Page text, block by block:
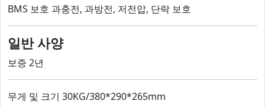
BMS 보호 과충전, 과방전, 저전압, 단락 보호
일반 사양
보증 2년
무게 및 크기 30KG/380*290*265mm